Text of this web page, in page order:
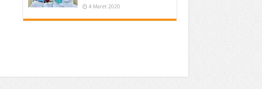
4 Maret 2020